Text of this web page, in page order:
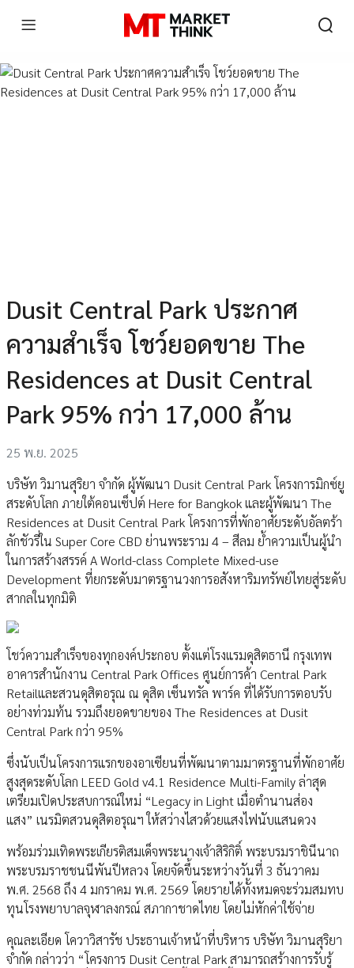
Dusit Central Park ประกาศ
ความสำเร็จ โชว์ยอดขาย The
Residences at Dusit Central
Park 95% กว่า 17,000 ล้าน
25 พ.ย. 2025
บริษัท วิมานสุริยา จำกัด ผู้พัฒนา Dusit Central Park โครงการมิกซ์ยู
สระดับโลก ภายใต้คอนเซ็ปต์ Here for Bangkok และผู้พัฒนา The
Residences at Dusit Central Park โครงการที่พักอาศัยระดับอัลตร้า
ลักชัวรี่ใน Super Core CBD ย่านพระราม 4 – สีลม ย้ำความเป็นผู้นำ
ในการสร้างสรรค์ A World-class Complete Mixed-use
Development ที่ยกระดับมาตรฐานวงการอสังหาริมทรัพย์ไทยสู่ระดับ
สากลในทุกมิติ
โชว์ความสำเร็จของทุกองค์ประกอบ ตั้งแต่โรงแรมดุสิตธานี กรุงเทพ
อาคารสำนักงาน Central Park Offices ศูนย์การค้า Central Park
Retailและสวนดุสิตอรุณ ณ ดุสิต เซ็นทรัล พาร์ค ที่ได้รับการตอบรับ
อย่างท่วมท้น รวมถึงยอดขายของ The Residences at Dusit
Central Park กว่า 95%
ซึ่งนับเป็นโครงการแรกของอาเซียนที่พัฒนาตามมาตรฐานที่พักอาศัย
สูงสุดระดับโลก LEED Gold v4.1 Residence Multi-Family ล่าสุด
เตรียมเปิดประสบการณ์ใหม่ “Legacy in Light เมื่อตำนานส่อง
แสง” เนรมิตสวนดุสิตอรุณฯ ให้สว่างไสวด้วยแสงไฟนับแสนดวง
พร้อมร่วมเทิดพระเกียรติสมเด็จพระนางเจ้าสิริกิติ์ พระบรมราชินีนาถ
พระบรมราชชนนีพันปีหลวง โดยจัดขึ้นระหว่างวันที่ 3 ธันวาคม
พ.ศ. 2568 ถึง 4 มกราคม พ.ศ. 2569 โดยรายได้ทั้งหมดจะร่วมสมทบ
ทุนโรงพยาบาลจุฬาลงกรณ์ สภากาชาดไทย โดยไม่หักค่าใช้จ่าย
คุณละเอียด โควาวิสารัช ประธานเจ้าหน้าที่บริหาร บริษัท วิมานสุริยา
จำกัด กล่าวว่า “โครงการ Dusit Central Park สามารถสร้างการรับรู้